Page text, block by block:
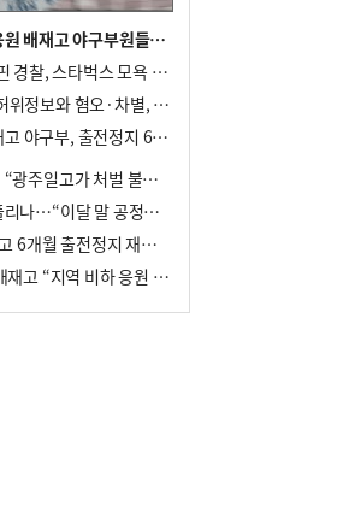
"스타벅스 가야지" 응원 배재고 야구부원들, 학교서 징계 처분
‘탱크데이’ 다시 불지핀 경찰, 스타벅스 모욕 혐의 압수수색
차정인 국교위원장 “허위정보와 혐오·차별, 학교 교실까지 유입"
‘5·18 폄훼 응원’ 배재고 야구부, 출전정지 6개월→1개월 감경
배재고 야구부 불송치 “광주일고가 처벌 불원 의사 표해”
배재고 야구부 징계 풀리나…“이달 말 공정위서 재심의”
‘스벅 구호 파문’ 배재고 6개월 출전정지 재심 신청키로
광주 찾아 고개 숙인 배재고 “지역 비하 응원 잘못”(종합)